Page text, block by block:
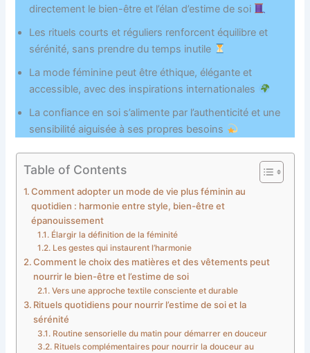
directement le bien-être et l’élan d’estime de soi
Les rituels courts et réguliers renforcent équilibre et
sérénité, sans prendre du temps inutile
La mode féminine peut être éthique, élégante et
accessible, avec des inspirations internationales
La confiance en soi s’alimente par l’authenticité et une
sensibilité aiguisée à ses propres besoins
Table of Contents
Comment adopter un mode de vie plus féminin au
quotidien : harmonie entre style, bien-être et
épanouissement
Élargir la définition de la féminité
Les gestes qui instaurent l’harmonie
Comment le choix des matières et des vêtements peut
nourrir le bien-être et l’estime de soi
Vers une approche textile consciente et durable
Rituels quotidiens pour nourrir l’estime de soi et la
sérénité
Routine sensorielle du matin pour démarrer en douceur
Rituels complémentaires pour nourrir la douceur au